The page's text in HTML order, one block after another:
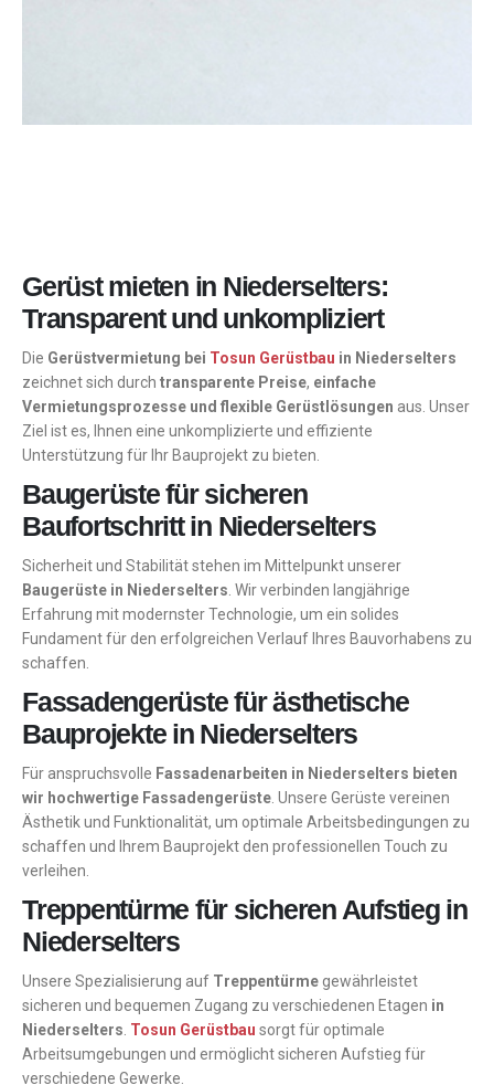
Gerüst mieten in Niederselters:
Transparent und unkompliziert
Die Gerüstvermietung bei Tosun Gerüstbau in Niederselters
zeichnet sich durch transparente Preise, einfache
Vermietungsprozesse und flexible Gerüstlösungen aus. Unser
Ziel ist es, Ihnen eine unkomplizierte und effiziente
Unterstützung für Ihr Bauprojekt zu bieten.
Baugerüste für sicheren
Baufortschritt in Niederselters
Sicherheit und Stabilität stehen im Mittelpunkt unserer
Baugerüste in Niederselters . Wir verbinden langjährige
Erfahrung mit modernster Technologie, um ein solides
Fundament für den erfolgreichen Verlauf Ihres Bauvorhabens zu
schaffen.
Fassadengerüste für ästhetische
Bauprojekte in Niederselters
Für anspruchsvolle Fassadenarbeiten in Niederselters bieten
wir hochwertige Fassadengerüste . Unsere Gerüste vereinen
Ästhetik und Funktionalität, um optimale Arbeitsbedingungen zu
schaffen und Ihrem Bauprojekt den professionellen Touch zu
verleihen.
Treppentürme für sicheren Aufstieg in
Niederselters
Unsere Spezialisierung auf Treppentürme gewährleistet
sicheren und bequemen Zugang zu verschiedenen Etagen in
Niederselters Tosun Gerüstbau sorgt für optimale
Arbeitsumgebungen und ermöglicht sicheren Aufstieg für
verschiedene Gewerke.